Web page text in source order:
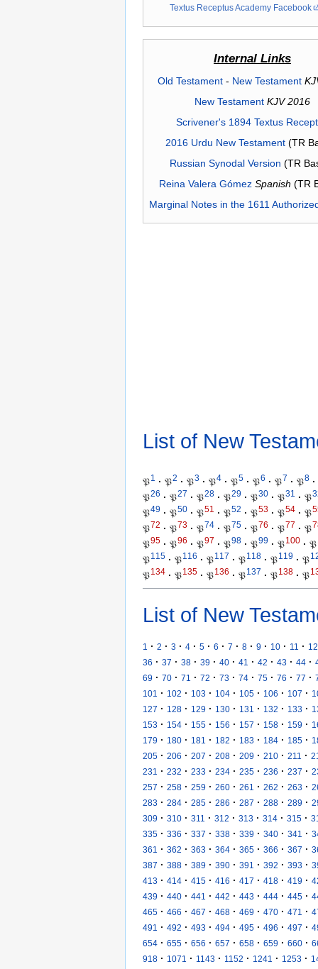
Textus Receptus Academy Facebook
Internal Links
Old Testament- New Testament
New Testament KJV 2016
Scrivener's 1894 Textus
2016 Urdu New Testament(TR
Russian Synodal Version (TR
Reina Valera Gómez Spanish (TR
Marginal Notes in the 1611
List of New
𝔓1 · 𝔓2 · 𝔓3 · 𝔓4 · 𝔓5 · 𝔓6 · 𝔓7 · 𝔓8 ·
𝔓26 · 𝔓27 · 𝔓28 · 𝔓29 · 𝔓30 · 𝔓31 · 𝔓
𝔓49 · 𝔓50 · 𝔓51 · 𝔓52 · 𝔓53 · 𝔓54 · 𝔓
𝔓72 · 𝔓73 · 𝔓74 · 𝔓75 · 𝔓76 · 𝔓77 · 𝔓
𝔓95 · 𝔓96 · 𝔓97 · 𝔓98 · 𝔓99 · 𝔓100 · 𝔓
𝔓115 · 𝔓116 · 𝔓117 · 𝔓118 · 𝔓119 · 𝔓
𝔓134 · 𝔓135 · 𝔓136 · 𝔓137 · 𝔓138 · 𝔓
List of New
1 · 2 · 3 · 4 · 5 · 6 · 7 · 8 · 9 · 10 · 11 · 12
36 · 37 · 38 · 39 · 40 · 41 · 42 · 43 · 44 ·
69 · 70 · 71 · 72 · 73 · 74 · 75 · 76 · 77 ·
101
· 102 · 103 · 104 · 105 · 106 · 107 ·
127 · 128 · 129 · 130 · 131 · 132 · 133 ·
153 · 154 · 155 · 156 · 157 · 158 · 159 ·
179 · 180 · 181 · 182 · 183 · 184 · 185 ·
205 · 206 · 207 · 208 · 209 · 210 · 211 ·
231
· 232 · 233 · 234 · 235 · 236 · 237 ·
257 · 258 · 259 · 260 · 261 · 262 · 263 ·
283 · 284 · 285 · 286 · 287 · 288 · 289 ·
309 · 310 · 311 · 312 · 313 · 314 · 315 ·
335 · 336 · 337 · 338 · 339 · 340 · 341 ·
361
· 362 · 363 · 364 · 365 · 366 · 367 ·
387 · 388 · 389 · 390 · 391 · 392 · 393 ·
413 · 414 · 415 · 416 · 417 · 418 · 419 ·
439 · 440 · 441 · 442 · 443 · 444 · 445 ·
465 · 466 · 467 · 468 · 469 · 470 · 471 ·
491
· 492 · 493 · 494 · 495 · 496 · 497 ·
654 · 655 · 656 · 657 · 658 · 659 · 660 ·
918 · 1071 · 1143 · 1152 · 1241 · 1253 ·